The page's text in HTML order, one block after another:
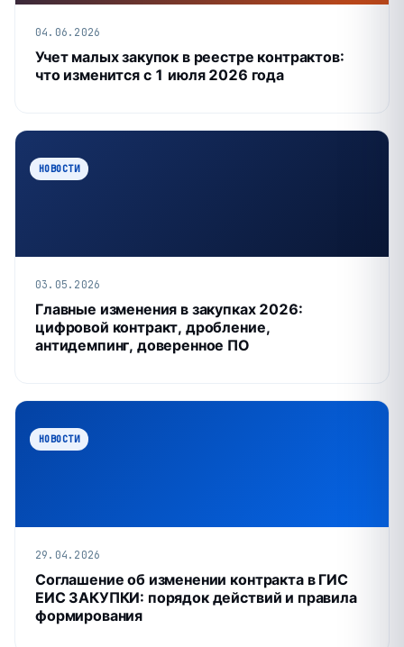
04.06.2026
Учет малых закупок в реестре контрактов:
что изменится с 1 июля 2026 года
НОВОСТИ
03.05.2026
Главные изменения в закупках 2026:
цифровой контракт, дробление,
антидемпинг, доверенное ПО
НОВОСТИ
29.04.2026
Соглашение об изменении контракта в ГИС
ЕИС ЗАКУПКИ: порядок действий и правила
формирования